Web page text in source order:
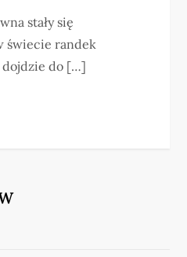
stały się
świecie randek
do […]